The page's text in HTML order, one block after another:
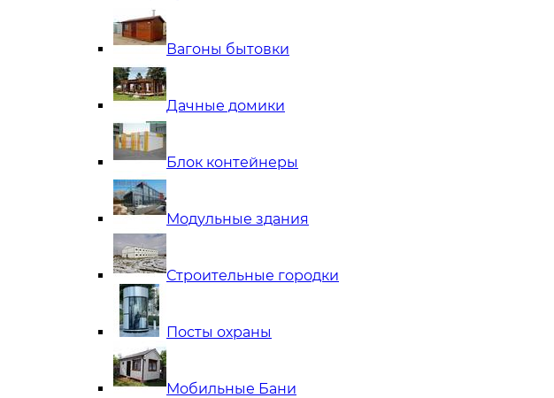
Вагоны бытовки
Дачные домики
Блок контейнеры
Модульные здания
Строительные городки
Посты охраны
Мобильные Бани